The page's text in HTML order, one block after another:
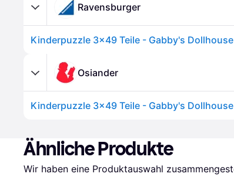
Ravensburger
Osiander
Ähnliche Produkte
Wir haben eine Produktauswahl